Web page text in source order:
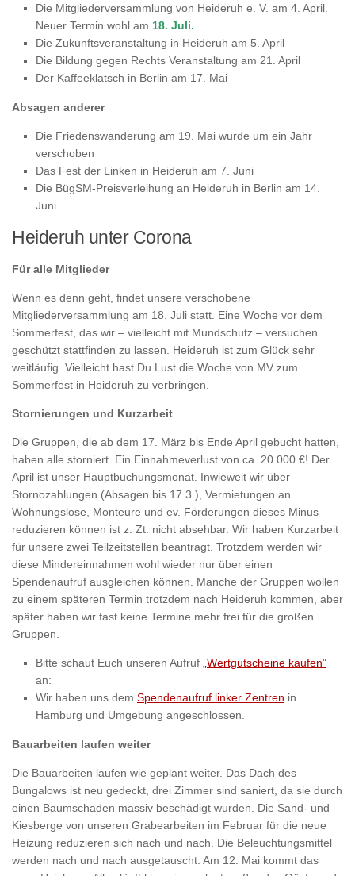
Die Mitgliederversammlung von Heideruh e. V. am 4. April.
Neuer Termin wohl am 18. Juli.
Die Zukunftsveranstaltung in Heideruh am 5. April
Die Bildung gegen Rechts Veranstaltung am 21. April
Der Kaffeeklatsch in Berlin am 17. Mai
Absagen anderer
Die Friedenswanderung am 19. Mai wurde um ein Jahr
verschoben
Das Fest der Linken in Heideruh am 7. Juni
Die BügSM-Preisverleihung an Heideruh in Berlin am 14.
Juni
Heideruh unter Corona
Für alle Mitglieder
Wenn es denn geht, findet unsere verschobene
Mitgliederversammlung am 18. Juli statt. Eine Woche vor dem
Sommerfest, das wir – vielleicht mit Mundschutz – versuchen
geschützt stattfinden zu lassen. Heideruh ist zum Glück sehr
weitläufig. Vielleicht hast Du Lust die Woche von MV zum
Sommerfest in Heideruh zu verbringen.
Stornierungen und Kurzarbeit
Die Gruppen, die ab dem 17. März bis Ende April gebucht hatten,
haben alle storniert. Ein Einnahmeverlust von ca. 20.000 €! Der
April ist unser Hauptbuchungsmonat. Inwieweit wir über
Stornozahlungen (Absagen bis 17.3.), Vermietungen an
Wohnungslose, Monteure und ev. Förderungen dieses Minus
reduzieren können ist z. Zt. nicht absehbar. Wir haben Kurzarbeit
für unsere zwei Teilzeitstellen beantragt. Trotzdem werden wir
diese Mindereinnahmen wohl wieder nur über einen
Spendenaufruf ausgleichen können. Manche der Gruppen wollen
zu einem späteren Termin trotzdem nach Heideruh kommen, aber
später haben wir fast keine Termine mehr frei für die großen
Gruppen.
Bitte schaut Euch unseren Aufruf „Wertgutscheine kaufen”
an:
Wir haben uns dem Spendenaufruf linker Zentren in
Hamburg und Umgebung angeschlossen.
Bauarbeiten laufen weiter
Die Bauarbeiten laufen wie geplant weiter. Das Dach des
Bungalows ist neu gedeckt, drei Zimmer sind saniert, da sie durch
einen Baumschaden massiv beschädigt wurden. Die Sand- und
Kiesberge von unseren Grabearbeiten im Februar für die neue
Heizung reduzieren sich nach und nach. Die Beleuchtungsmittel
werden nach und nach ausgetauscht. Am 12. Mai kommt das